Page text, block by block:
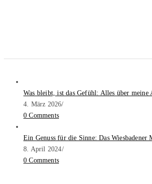
Was bleibt, ist das Gefühl: Alles über
4. März 2026/
0 Comments
Ein Genuss für die Sinne: Das Wiesbadener
8. April 2024/
0 Comments